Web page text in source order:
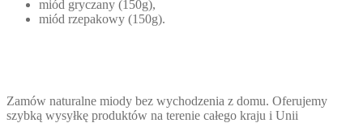
miód gryczany (150g),
miód rzepakowy (150g).
Zamów naturalne miody bez wychodzenia z domu. Oferujemy
szybką wysyłkę produktów na terenie całego kraju i Unii